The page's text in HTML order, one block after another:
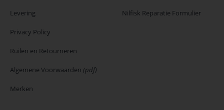
Levering
Privacy Policy
Ruilen en Retourneren
Algemene Voorwaarden (pdf)
Merken
Nilfisk Reparatie Formulier